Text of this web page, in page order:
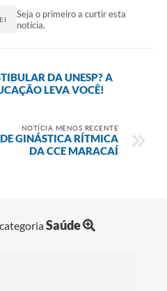
Seja o primeiro a curtir esta
notícia.
DA UNESP? A
LEVA VOCÊ!
NOTÍCIA MENOS RECENTE
GINÁSTICA RÍTMICA
DA CCE MARACAÍ
Saúde